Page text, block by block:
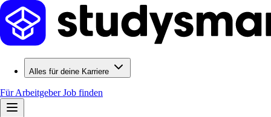
Alles für deine Karriere
Für ArbeitgeberJob finden